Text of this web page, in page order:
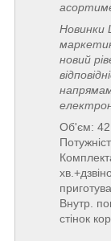
Новинки
новий
Об'єм: 42
Внутр.
стінок